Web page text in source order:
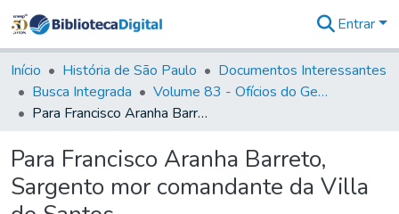
&
Coleções
Tudo na
Biblioteca
Estatísticas
Entrar
Início História de São Paulo
Documentos Interessantes
Busca Integrada
Volume 83 - Ofícios do General Martim Lopes Lobo de Saldanha (Governador da Capitania): 1780- 1782
Para Francisco Aranha Barreto, Sargento mor comandante da Villa de Santos.
Para Francisco Aranha Barreto,
Sargento mor comandante da Villa